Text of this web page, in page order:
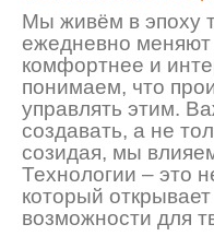
Мы живём в эпоху
ежедневно
комфортнее и
понимаем, что
управлять этим.
создавать, а не
созидая, мы
Технологии – это
который
возможности для